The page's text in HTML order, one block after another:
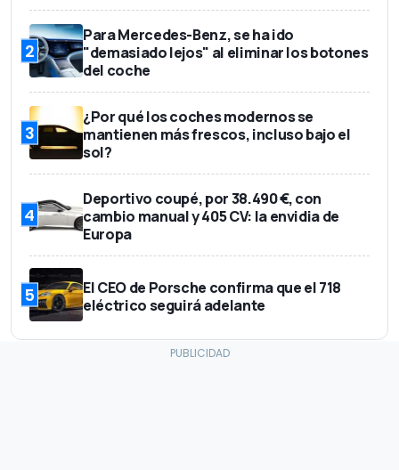
2
Para Mercedes-Benz, se ha ido
"demasiado lejos" al eliminar los botones
del coche
3
¿Por qué los coches modernos se
mantienen más frescos, incluso bajo el
sol?
4
Deportivo coupé, por 38.490 €, con
cambio manual y 405 CV: la envidia de
Europa
5
El CEO de Porsche confirma que el 718
eléctrico seguirá adelante